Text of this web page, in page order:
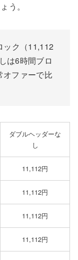
う。
ック（11,112
は6時間ブロ
オファーで比
ダブルヘッダーな
し
11,112円
11,112円
11,112円
11,112円